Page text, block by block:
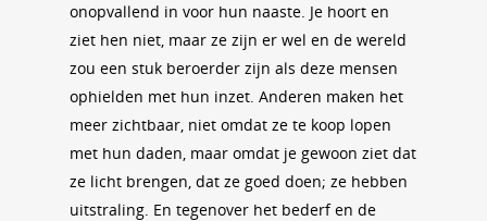
onopvallend in voor hun naaste. Je hoort en
ziet hen niet, maar ze zijn er wel en de wereld
zou een stuk beroerder zijn als deze mensen
ophielden met hun inzet. Anderen maken het
meer zichtbaar, niet omdat ze te koop lopen
met hun daden, maar omdat je gewoon ziet dat
ze licht brengen, dat ze goed doen; ze hebben
uitstraling. En tegenover het bederf en de